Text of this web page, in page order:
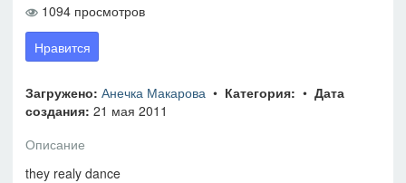
1094 просмотров
Нравится
Загружено: Анечка Макарова • Категория: • Дата
создания: 21 мая 2011
Описание
they realy dance